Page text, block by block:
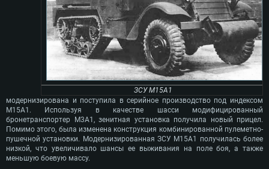
ЗСУ M15А1
модернизирована и поступила в серийное производство под индексом
М15А1. Используя в качестве шасси модифицированный
бронетранспортер М3А1, зенитная установка получила новый прицел.
Помимо этого, была изменена конструкция комбинированной пулеметно-
пушечной установки. Модернизированная ЗСУ М15А1 получилась более
низкой, что увеличивало шансы ее выживания на поле боя, а также
меньшую боевую массу.